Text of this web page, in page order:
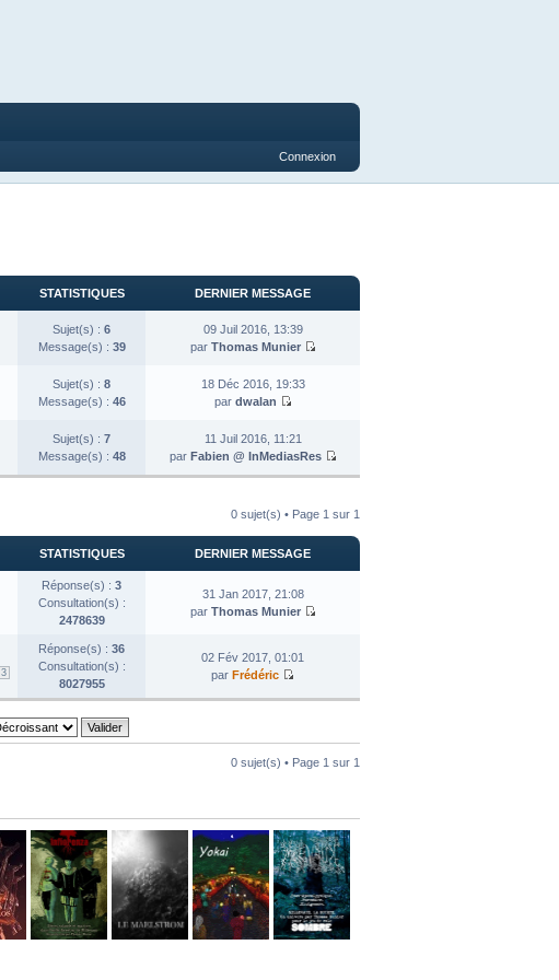
Connexion
STATISTIQUES DERNIER MESSAGE
Sujet(s) : 6
Message(s) : 39
09 Juil 2016, 13:39
par Thomas Munier
Sujet(s) : 8
Message(s) : 46
18 Déc 2016, 19:33
par dwalan
Sujet(s) : 7
Message(s) : 48
11 Juil 2016, 11:21
par Fabien @ InMediasRes
0 sujet(s) • Page 1 sur 1
STATISTIQUES DERNIER MESSAGE
Réponse(s) : 3
Consultation(s) :
2478639
31 Jan 2017, 21:08
par Thomas Munier
3
Réponse(s) : 36
Consultation(s) :
8027955
02 Fév 2017, 01:01
par Frédéric
0 sujet(s) • Page 1 sur 1